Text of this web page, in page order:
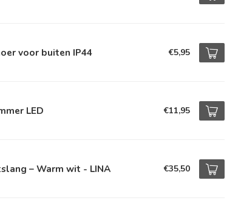
voor buiten IP44 €5,95
LED €11,95
– Warm wit - LINA €35,50